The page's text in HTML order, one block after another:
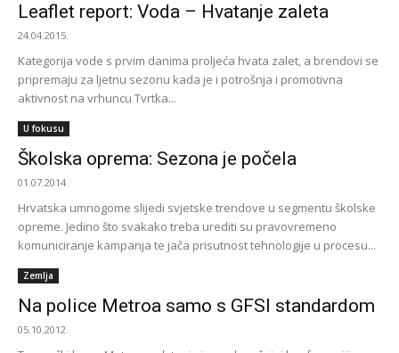
Leaflet report: Voda – Hvatanje zaleta
24.04.2015.
Kategorija vode s prvim danima proljeća hvata zalet, a brendovi se
pripremaju za ljetnu sezonu kada je i potrošnja i promotivna
aktivnost na vrhuncu Tvrtka...
U fokusu
Školska oprema: Sezona je počela
01.07.2014.
Hrvatska umnogome slijedi svjetske trendove u segmentu školske
opreme. Jedino što svakako treba urediti su pravovremeno
komuniciranje kampanja te jača prisutnost tehnologije u procesu...
Zemlja
Na police Metroa samo s GFSI standardom
05.10.2012.